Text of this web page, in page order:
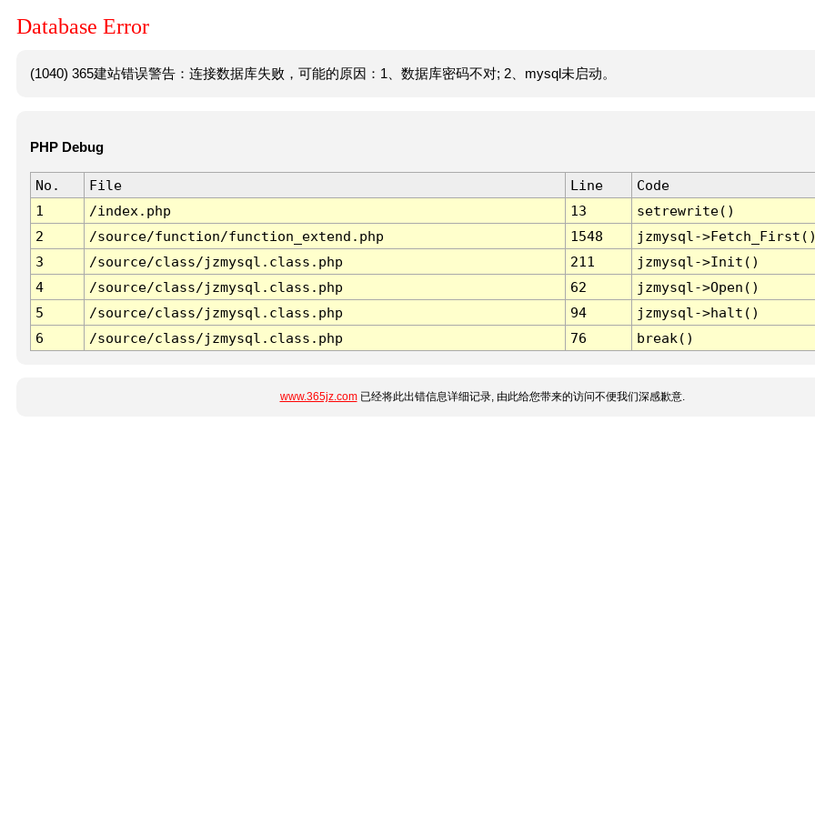
Database Error
(1040) 365建站错误警告：连接数据库失败，可能的原因：1、数据库密码不对; 2、mysql未启动。
PHP Debug
No. File Line
Code
1
/index.php 13
setrewrite()
2
/source/function/function_extend.php 1548
jzmysql-
3
/source/class/jzmysql.class.php 211
jzmysql->Init()
4
/source/class/jzmysql.class.php 62
jzmysql->Open()
5
/source/class/jzmysql.class.php 94
jzmysql->halt()
6
/source/class/jzmysql.class.php 76 break()
www.365jz.com已经将此出错信息详细记录, 由此给您带来的访问不便我们深感歉意.